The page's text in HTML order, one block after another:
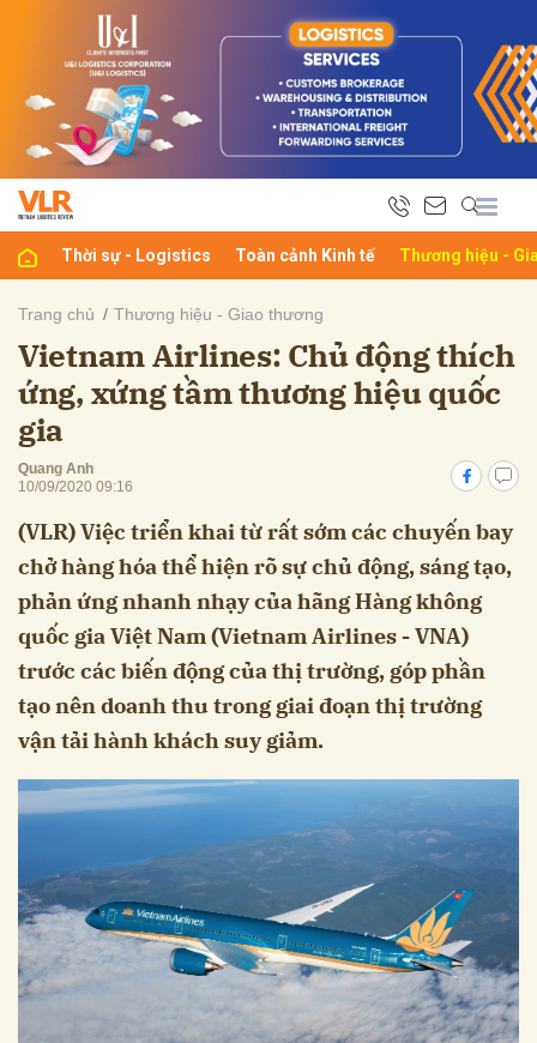
Thời sự - Logistics Toàn cảnh Kinh tế Thương hiệu -
Trang chủ Thương hiệu - Giao thương
Vietnam Airlines: Chủ động thích
ứng, xứng tầm thương hiệu quốc
gia
Quang Anh
10/09/2020 09:16
(VLR) Việc triển khai từ rất sớm các chuyến bay
chở hàng hóa thể hiện rõ sự chủ động, sáng tạo,
phản ứng nhanh nhạy của hãng Hàng không
quốc gia Việt Nam (Vietnam Airlines - VNA)
trước các biến động của thị trường, góp phần
tạo nên doanh thu trong giai đoạn thị trường
vận tải hành khách suy giảm.
luận
Hủy